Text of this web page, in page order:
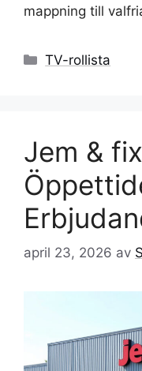
mappning till
Kategorier
TV-rollista
Jem &
april 23, 2026 av